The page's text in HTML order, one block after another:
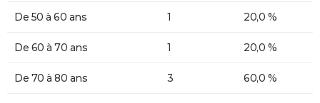
De 50 à 60 ans 1 20,0 %
De 60 à 70 ans 1 20,0 %
De 70 à 80 ans 3 60,0 %